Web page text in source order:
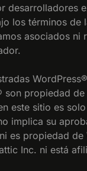
desarrolladores
los términos de
asociados ni
son propiedad
este sitio es
implica su
es propiedad
Inc. ni está